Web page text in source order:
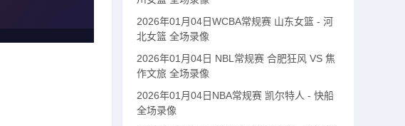
2026年01月04日WCBA常规赛 山东女篮 - 河
北女篮 全场录像
2026年01月04日 NBL常规赛 合肥狂风 VS 焦
作文旅 全场录像
2026年01月04日NBA常规赛 凯尔特人 - 快船
全场录像